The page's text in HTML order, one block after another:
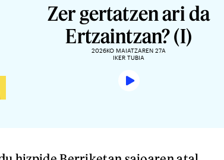
Zer gertatzen ari da
Ertzaintzan? (I)
2026KO MAIATZAREN 27A
IKER TUBIA